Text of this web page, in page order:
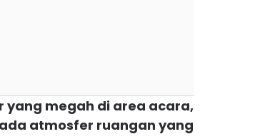
yang megah di area acara,
atmosfer ruangan yang